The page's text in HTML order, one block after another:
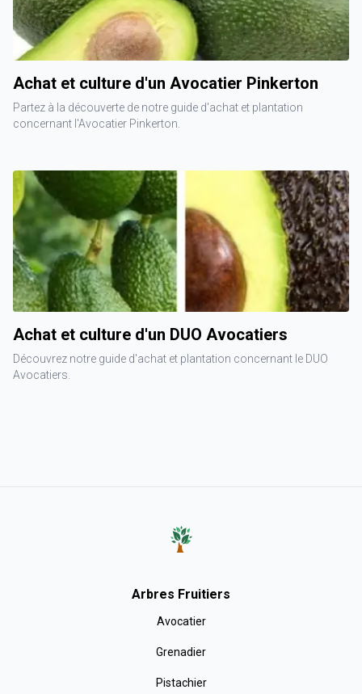
Achat et culture d'un Avocatier Pinkerton
Partez à la découverte de notre guide d'achat et plantation
concernant l'Avocatier Pinkerton.
Achat et culture d'un DUO Avocatiers
Découvrez notre guide d'achat et plantation concernant le DUO
Avocatiers.
Arbres Fruitiers
Avocatier
Grenadier
Pistachier